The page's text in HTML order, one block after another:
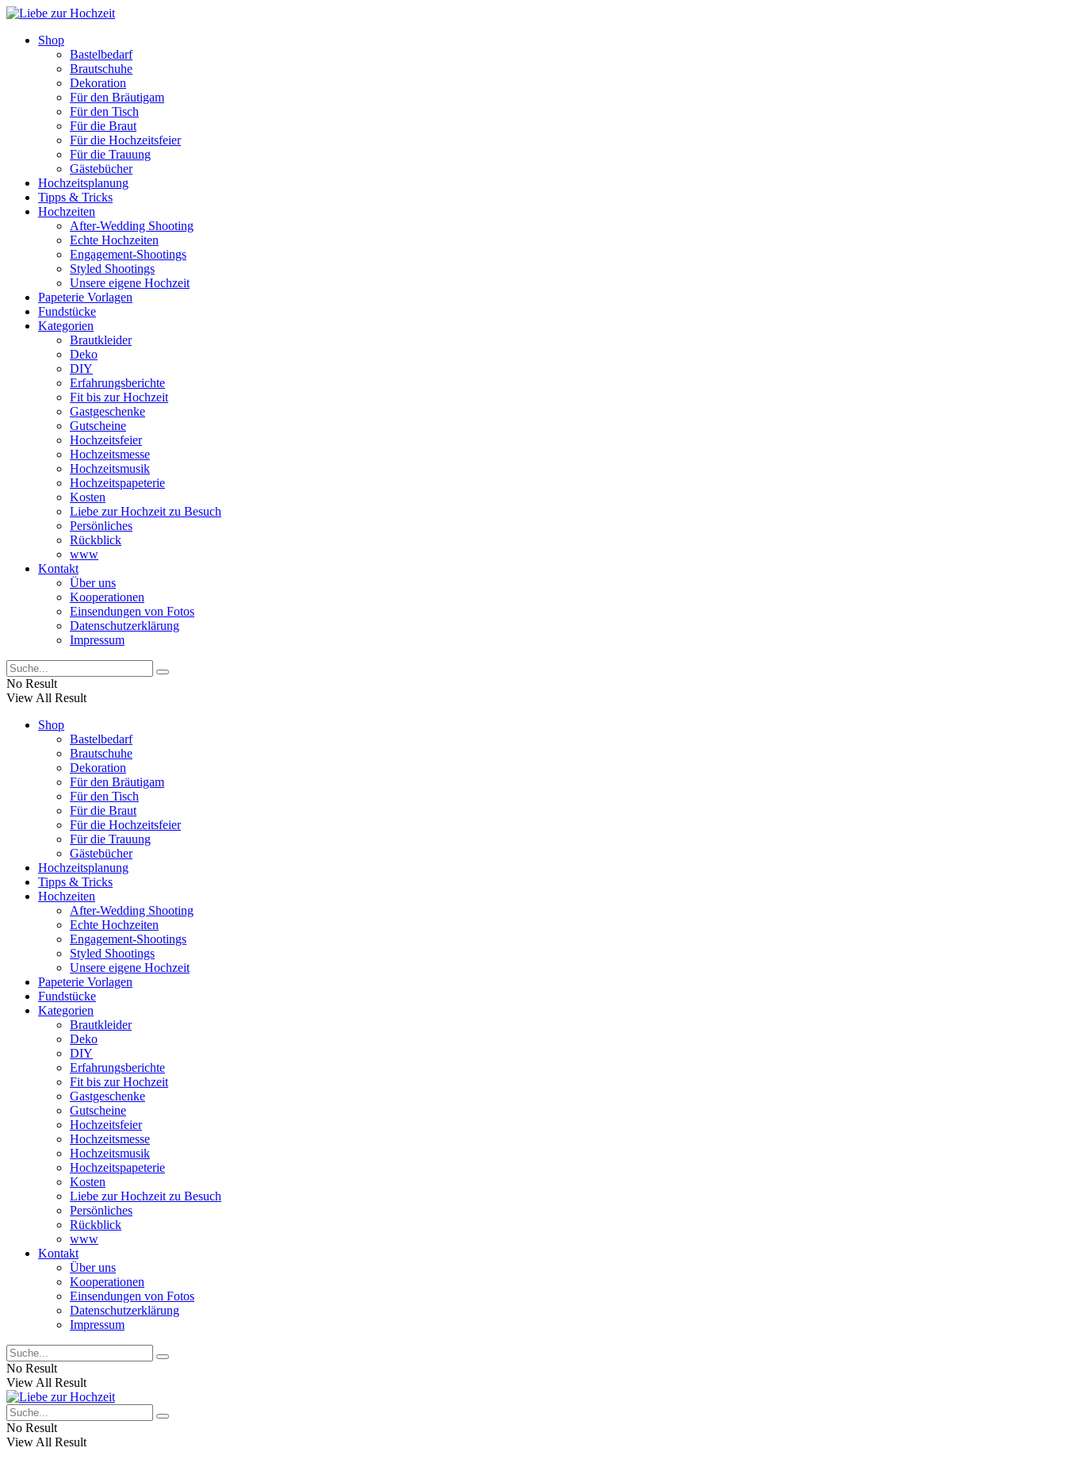
Shop
Bastelbedarf
Brautschuhe
Dekoration
Für den Bräutigam
Für den Tisch
Für die Braut
Für die Hochzeitsfeier
Für die Trauung
Gästebücher
Hochzeitsplanung
Tipps & Tricks
Hochzeiten
After-Wedding Shooting
Echte Hochzeiten
Engagement-Shootings
Styled Shootings
Unsere eigene Hochzeit
Papeterie Vorlagen
Fundstücke
Kategorien
Brautkleider
Deko
DIY
Erfahrungsberichte
Fit bis zur Hochzeit
Gastgeschenke
Gutscheine
Hochzeitsfeier
Hochzeitsmesse
Hochzeitsmusik
Hochzeitspapeterie
Kosten
Liebe zur Hochzeit zu Besuch
Persönliches
Rückblick
www
Kontakt
Über uns
Kooperationen
Einsendungen von Fotos
Datenschutzerklärung
Impressum
No Result
View All Result
Shop
Bastelbedarf
Brautschuhe
Dekoration
Für den Bräutigam
Für den Tisch
Für die Braut
Für die Hochzeitsfeier
Für die Trauung
Gästebücher
Hochzeitsplanung
Tipps & Tricks
Hochzeiten
After-Wedding Shooting
Echte Hochzeiten
Engagement-Shootings
Styled Shootings
Unsere eigene Hochzeit
Papeterie Vorlagen
Fundstücke
Kategorien
Brautkleider
Deko
DIY
Erfahrungsberichte
Fit bis zur Hochzeit
Gastgeschenke
Gutscheine
Hochzeitsfeier
Hochzeitsmesse
Hochzeitsmusik
Hochzeitspapeterie
Kosten
Liebe zur Hochzeit zu Besuch
Persönliches
Rückblick
www
Kontakt
Über uns
Kooperationen
Einsendungen von Fotos
Datenschutzerklärung
Impressum
No Result
View All Result
No Result
View All Result